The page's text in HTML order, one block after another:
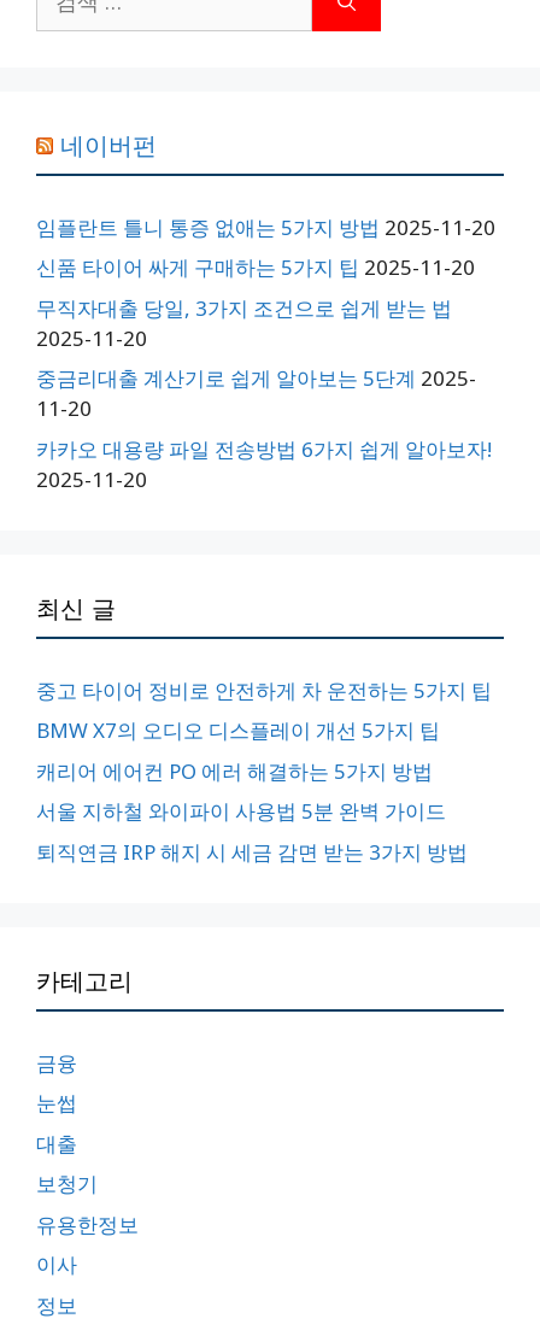
색:
네이버펀
임플란트 틀니 통증 없애는 5가지 방법 2025-11-20
신품 타이어 싸게 구매하는 5가지 팁 2025-11-20
무직자대출 당일, 3가지 조건으로 쉽게 받는 법
2025-11-20
중금리대출 계산기로 쉽게 알아보는 5단계 2025-
11-20
카카오 대용량 파일 전송방법 6가지 쉽게 알아보자!
2025-11-20
최신 글
중고 타이어 정비로 안전하게 차 운전하는 5가지 팁
BMW X7의 오디오 디스플레이 개선 5가지 팁
캐리어 에어컨 PO 에러 해결하는 5가지 방법
서울 지하철 와이파이 사용법 5분 완벽 가이드
퇴직연금 IRP 해지 시 세금 감면 받는 3가지 방법
카테고리
금융
눈썹
대출
보청기
유용한정보
이사
정보